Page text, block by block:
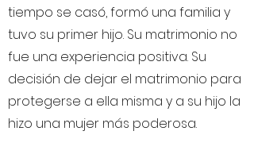
tiempo se casó, formó una familia y
tuvo su primer hijo. Su matrimonio no
fue una experiencia positiva. Su
decisión de dejar el matrimonio para
protegerse a ella misma y a su hijo la
hizo una mujer más poderosa.